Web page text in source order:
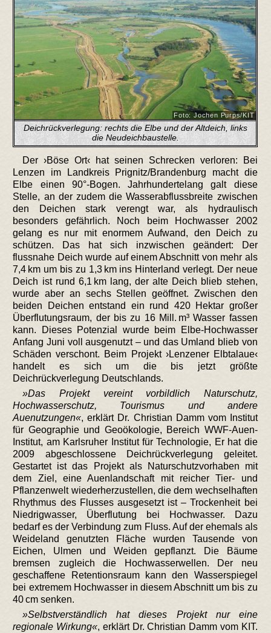
Foto: Jochen Purps/KIT
Deichrückverlegung: rechts die Elbe und der Altdeich, links
die Neudeichbaustelle.
Der ›Böse Ort‹ hat seinen Schrecken verloren: Bei
Lenzen im Landkreis Prignitz/Brandenburg macht die
Elbe einen 90°-Bogen. Jahrhundertelang galt diese
Stelle, an der zudem die Wasserabflussbreite zwischen
den Deichen stark verengt war, als hydraulisch
besonders gefährlich. Noch beim Hochwasser 2002
gelang es nur mit enormem Aufwand, den Deich zu
schützen. Das hat sich inzwischen geändert: Der
flussnahe Deich wurde auf einem Abschnitt von mehr als
7,4 km um bis zu 1,3 km ins Hinterland verlegt. Der neue
Deich ist rund 6,1 km lang, der alte Deich blieb stehen,
wurde aber an sechs Stellen geöffnet. Zwischen den
beiden Deichen entstand ein rund 420 Hektar großer
Überflutungsraum, der bis zu 16 Mill. m³ Wasser fassen
kann. Dieses Potenzial wurde beim Elbe-Hochwasser
Anfang Juni voll ausgenutzt – und das Umland blieb von
Schäden verschont. Beim Projekt ›Lenzener Elbtalaue‹
handelt es sich um die bis jetzt größte
Deichrückverlegung Deutschlands.
Das Projekt vereint vorbildlich Naturschutz,
Hochwasserschutz, Tourismus und andere
Auenutzungen , erklärt Dr. Christian Damm vom Institut
für Geographie und Geoökologie, Bereich WWF-Auen-
Institut, am Karlsruher Institut für Technologie, Er hat die
2009 abgeschlossene Deichrückverlegung geleitet.
Gestartet ist das Projekt als Naturschutzvorhaben mit
dem Ziel, eine Auenlandschaft mit reicher Tier- und
Pflanzenwelt wiederherzustellen, die dem wechselhaften
Rhythmus des Flusses ausgesetzt ist – Trockenheit bei
Niedrigwasser, Überflutung bei Hochwasser. Dazu
bedarf es der Verbindung zum Fluss. Auf der ehemals als
Weideland genutzten Fläche wurden Tausende von
Eichen, Ulmen und Weiden gepflanzt. Die Bäume
bremsen zugleich die Hochwasserwellen. Der neu
geschaffene Retentionsraum kann den Wasserspiegel
bei extremem Hochwasser in diesem Abschnitt um bis zu
40 cm senken.
Selbstverständlich hat dieses Projekt nur eine
regionale Wirkung , erklärt Dr. Christian Damm vom KIT.